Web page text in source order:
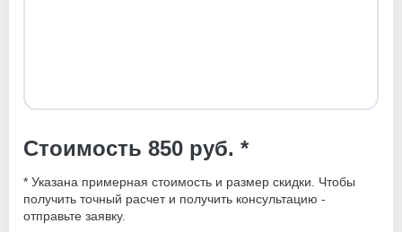
Стоимость 850 руб. *
* Указана примерная стоимость и размер скидки. Чтобы
получить точный расчет и получить консультацию -
отправьте заявку.